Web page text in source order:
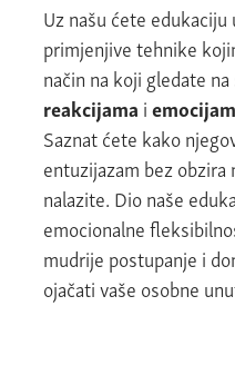
Uz našu ćete
primjenjive tehnike
način na koji gledate
reakcijama i
Saznat ćete kako
entuzijazam bez
nalazite. Dio naše
emocionalne
mudrije postupanje i
ojačati vaše osobne